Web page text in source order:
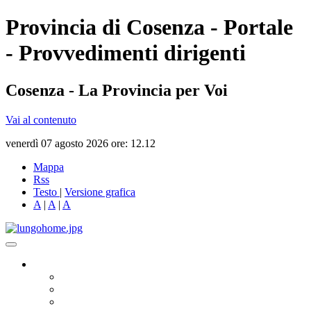
Provincia di Cosenza - Portale
- Provvedimenti dirigenti
Cosenza - La Provincia per Voi
Vai al contenuto
venerdì 07 agosto 2026 ore: 12.12
Mappa
Rss
Testo | Versione grafica
A | A | A